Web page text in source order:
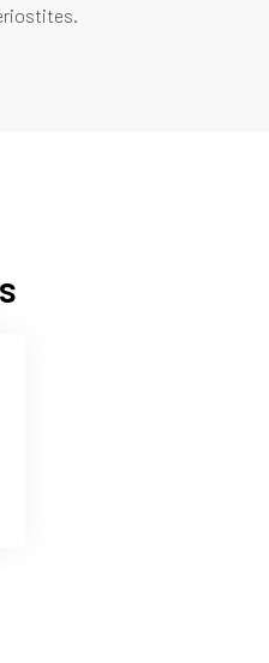
et de lésions musculaires.